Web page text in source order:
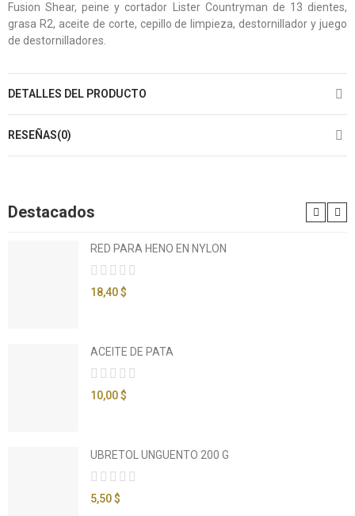
Fusion Shear, peine y cortador Lister Countryman de 13 dientes,
grasa R2, aceite de corte, cepillo de limpieza, destornillador y juego
de destornilladores.
DETALLES DEL PRODUCTO
RESEÑAS(0)
Destacados
RED PARA HENO EN NYLON
18,40 $
ACEITE DE PATA
10,00 $
UBRETOL UNGUENTO 200 G
5,50 $